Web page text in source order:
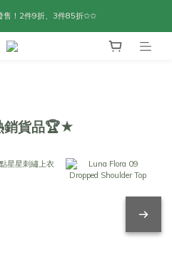
售！2件9折、3件85折✩✩
銷貨品🏆★